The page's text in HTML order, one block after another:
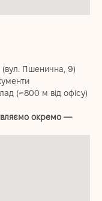
(вул. Пшенична, 9)
(≈800 м від офісу)
окремо —